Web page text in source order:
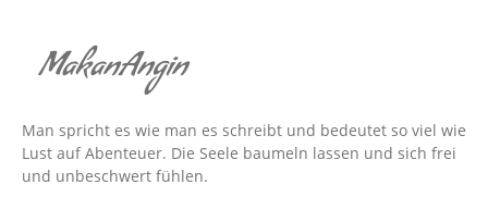
MakanAngin
Man spricht es wie man es schreibt und bedeutet so viel wie
Lust auf Abenteuer. Die Seele baumeln lassen und sich frei
und unbeschwert fühlen.